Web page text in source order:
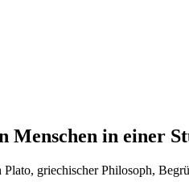
Menschen in einer
griechischer Philosoph,